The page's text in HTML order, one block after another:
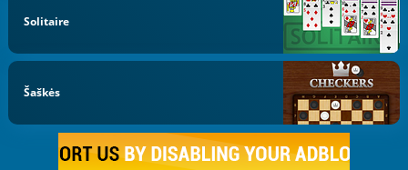
Solitaire
Šaškės